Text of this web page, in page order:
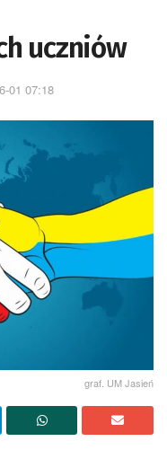
uczniów
01 07:18
graf. UM Jasień